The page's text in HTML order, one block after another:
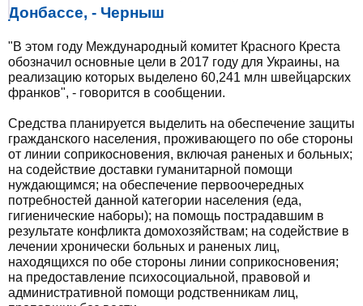
Донбассе, - Черныш
"В этом году Международный комитет Красного Креста
обозначил основные цели в 2017 году для Украины, на
реализацию которых выделено 60,241 млн швейцарских
франков", - говорится в сообщении.
Средства планируется выделить на обеспечение защиты
гражданского населения, проживающего по обе стороны
от линии соприкосновения, включая раненых и больных;
на содействие доставки гуманитарной помощи
нуждающимся; на обеспечение первоочередных
потребностей данной категории населения (еда,
гигиенические наборы); на помощь пострадавшим в
результате конфликта домохозяйствам; на содействие в
лечении хронически больных и раненых лиц,
находящихся по обе стороны линии соприкосновения;
на предоставление психосоциальной, правовой и
административной помощи родственникам лиц,